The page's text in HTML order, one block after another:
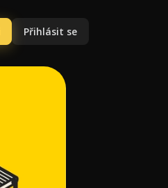
Přihlásit se